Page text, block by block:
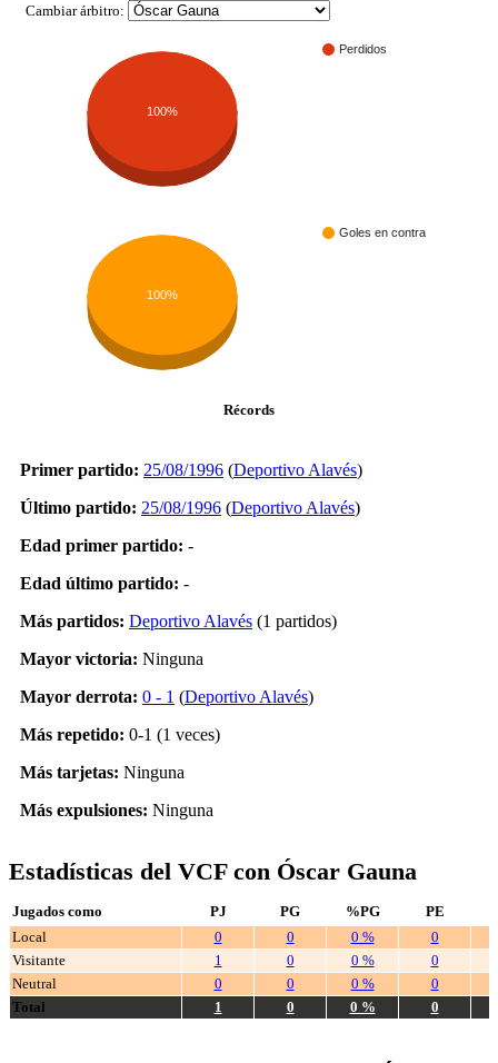
Cambiar árbitro:
Perdidos
100%
Goles en contra
100%
Récords
Primer partido: 25/08/1996 (Deportivo Alavés)
Último partido: 25/08/1996 (Deportivo Alavés)
Edad primer partido: -
Edad último partido: -
Más partidos: Deportivo Alavés (1 partidos)
Mayor victoria: Ninguna
Mayor derrota: 0 - 1 (Deportivo Alavés)
Más repetido: 0-1 (1 veces)
Más tarjetas: Ninguna
Más expulsiones: Ninguna
Estadísticas del VCF con Óscar Gauna
Jugados como PJ PG %PG PE
Local
0 0 0 % 0
Visitante
1 0 0 % 0
Neutral
0 0 0 % 0
Total
1 0 0 % 0